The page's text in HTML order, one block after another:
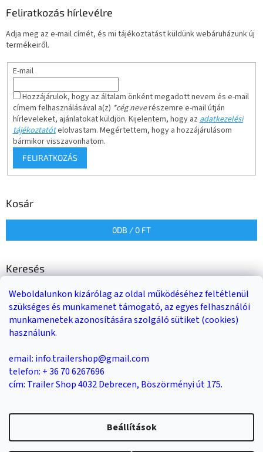
Weboldalunkon kizárólag az oldal működéséhez feltétlenül
szükséges és munkamenet támogató, az egyes felhasználói
munkamenetek azonosítására szolgáló sütiket (cookies)
használunk.
email: info.trailershop@gmail.com
telefon: + 36 70 6267696
cím: Trailer Shop 4032 Debrecen, Böszörményi út 175.
Beállítások
Feliratkozás hírlevélre
Adja meg az e-mail címét, és mi tájékoztatást küldünk webáruházunk új
termékeiről.
E-mail
Hozzájárulok, hogy az általam önként megadott nevem és e-mail
címem felhasználásával a(z) *cég neverészemre e-mail útján
hírleveleket, ajánlatokat küldjön. Kijelentem, hogy azadatkezelési
tájékoztatótelolvastam. Megértettem, hogy a hozzájárulásom
bármikor visszavonhatom.
FELIRATKOZÁS
Kosár
0DB / 0 FT
Keresés
KERESÉS